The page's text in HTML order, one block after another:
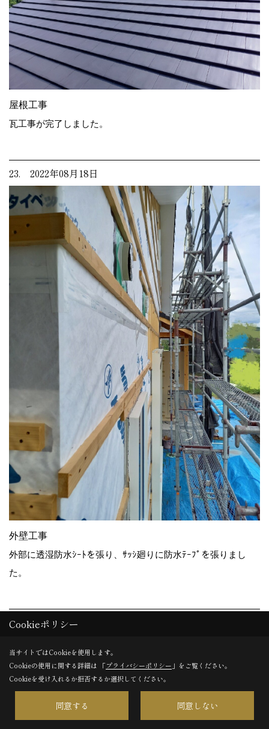
屋根工事
瓦工事が完了しました。
23. 2022年08月18日
外壁工事
外部に透湿防水ｼｰﾄを張り、ｻｯｼ廻りに防水ﾃｰﾌﾟを張りまし
た。
24. 2022年08月26日
Cookieポリシー
当サイトではCookieを使用します。
Cookieの使用に関する詳細は 「プライバシーポリシー 」をご覧ください。
Cookieを受け入れるか拒否するか選択してください。
同意する 同意しない